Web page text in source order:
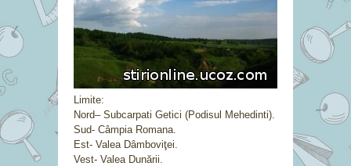
Limite:
Nord– Subcarpati Getici (Podisul Mehedinti).
Sud- Câmpia Romana.
Est- Valea Dâmboviţei.
Vest- Valea Dunării.